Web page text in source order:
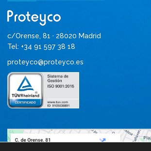
c/Orense, 81 · 28020 Madrid
Tel: +34 91 597 38 18
proteyco@proteyco.es